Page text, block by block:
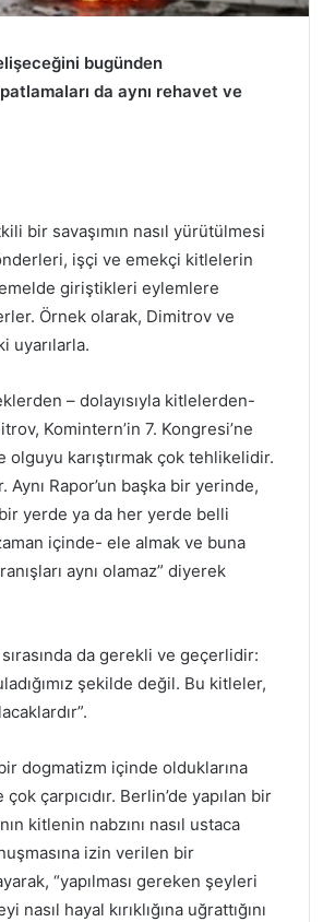
bugünden
da aynı rehavet ve
bir savaşımın nasıl yürütülmesi
işçi ve emekçi kitlelerin
giriştikleri eylemlere
Örnek olarak, Dimitrov ve
uyarılarla.
– dolayısıyla kitlelerden-
Komintern’in 7. Kongresi’ne
karıştırmak çok tehlikelidir.
Aynı Rapor’un başka bir yerinde,
yerde ya da her yerde belli
içinde- ele almak ve buna
aynı olamaz” diyerek
da gerekli ve geçerlidir:
şekilde değil. Bu kitleler,
dogmatizm içinde olduklarına
çarpıcıdır. Berlin’de yapılan bir
kitlenin nabzını nasıl ustaca
izin verilen bir
“yapılması gereken şeyleri
hayal kırıklığına uğrattığını